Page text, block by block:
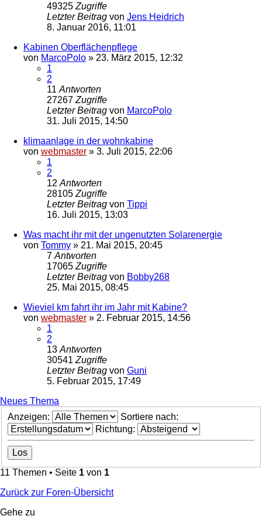
49325 Zugriffe
Letzter Beitrag von Jens Heidrich
8. Januar 2016, 11:01
Kabinen Oberflächenpflege
von MarcoPolo » 23. März 2015, 12:32
1
2
11 Antworten
27267 Zugriffe
Letzter Beitrag von MarcoPolo
31. Juli 2015, 14:50
klimaanlage in der wohnkabine
von webmaster » 3. Juli 2015, 22:06
1
2
12 Antworten
28105 Zugriffe
Letzter Beitrag von Tippi
16. Juli 2015, 13:03
Was macht ihr mit der ungenutzten Solarenergie
von Tommy » 21. Mai 2015, 20:45
7 Antworten
17065 Zugriffe
Letzter Beitrag von Bobby268
25. Mai 2015, 08:45
Wieviel km fahrt ihr im Jahr mit Kabine?
von webmaster » 2. Februar 2015, 14:56
1
2
13 Antworten
30541 Zugriffe
Letzter Beitrag von Guni
5. Februar 2015, 17:49
Neues Thema
Anzeigen:
Sortiere nach:
Richtung:
11 Themen • Seite 1 von 1
Zurück zur Foren-Übersicht
Gehe zu